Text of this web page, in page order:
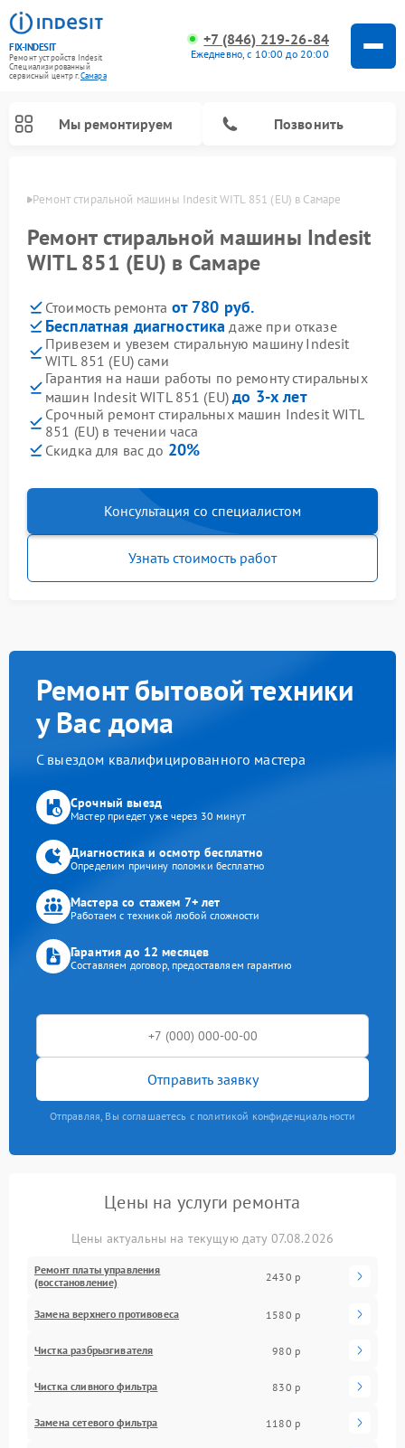
FIX-INDESIT
Ремонт устройств Indesit
Специализированный
cервисный центр г.Самара
+7 (846) 219-26-84
Ежедневно, с 10:00 до 20:00
Мы ремонтируем Позвонить
Ремонт стиральной машины Indesit WITL 851 (EU) в Самаре
Ремонт стиральной машины Indesit
WITL 851 (EU) в Самаре
Стоимость ремонта от 780 руб.
Бесплатная диагностика даже при отказе
Привезем и увезем стиральную машину Indesit
WITL 851 (EU) сами
Гарантия на наши работы по ремонту стиральных
машин Indesit WITL 851 (EU)до 3-х лет
Срочный ремонт стиральных машин Indesit WITL
851 (EU) в течении часа
Скидка для вас до 20%
Консультация со специалистом
Узнать стоимость работ
Ремонт бытовой техники
у Вас дома
С выездом квалифицированного мастера
Срочный выезд
Мастер приедет уже через 30 минут
Диагностика и осмотр бесплатно
Определим причину поломки бесплатно
Мастера со стажем 7+ лет
Работаем с техникой любой сложности
Гарантия до 12 месяцев
Составляем договор, предоставляем гарантию
Отправить заявку
Отправляя, Вы соглашаетесь с политикой конфиденциальности
Цены на услуги ремонта
Цены актуальны на текущую дату 07.08.2026
Ремонт платы управления
(восстановление)
2430 р
Замена верхнего противовеса 1580 р
Чистка разбрызгивателя 980 р
Чистка сливного фильтра 830 р
Замена сетевого фильтра 1180 р